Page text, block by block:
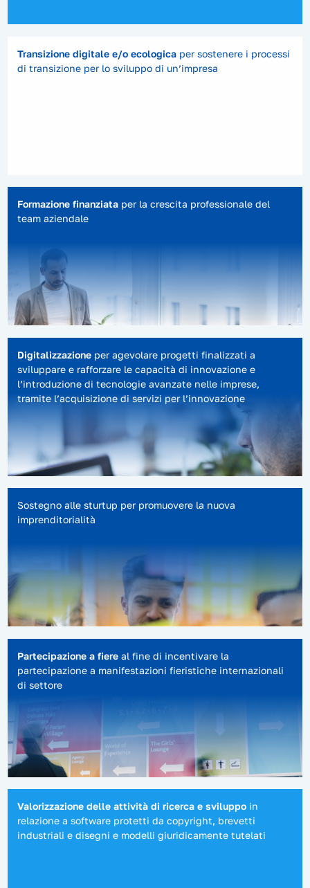
Transizione digitale e/o ecologicaper sostenere i processi
di transizione per lo sviluppo di un’impresa
Formazione finanziataper la crescita professionale del
team aziendale
Digitalizzazioneper agevolare progetti finalizzati a
sviluppare e rafforzare le capacità di innovazione e
l’introduzione di tecnologie avanzate nelle imprese,
tramite l’acquisizione di servizi per l’innovazione
Sostegno alle sturtup per promuovere la nuova
imprenditorialità
Partecipazione a fiereal fine di incentivare la
partecipazione a manifestazioni fieristiche internazionali
di settore
Valorizzazione delle attività di ricerca e sviluppoin
relazione a software protetti da copyright, brevetti
industriali e disegni e modelli giuridicamente tutelati